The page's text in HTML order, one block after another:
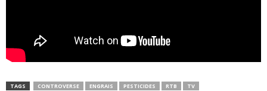
TAGS CONTROVERSE ENGRAIS PESTICIDES RTB TV